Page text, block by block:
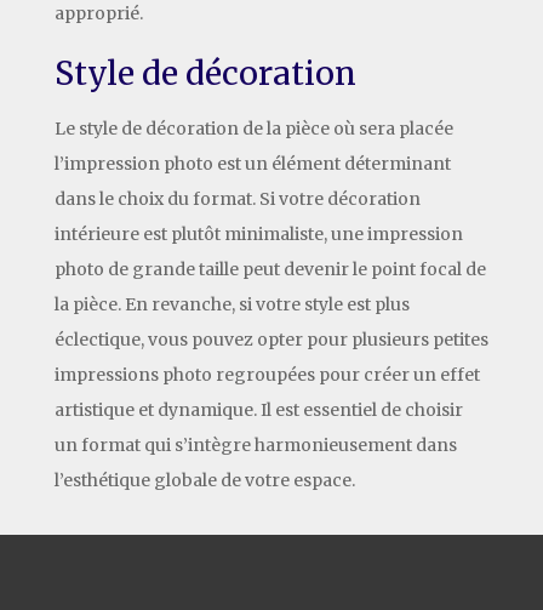
approprié.
Style de décoration
Le style de décoration de la pièce où sera placée
l’impression photo est un élément déterminant
dans le choix du format. Si votre décoration
intérieure est plutôt minimaliste, une impression
photo de grande taille peut devenir le point focal de
la pièce. En revanche, si votre style est plus
éclectique, vous pouvez opter pour plusieurs petites
impressions photo regroupées pour créer un effet
artistique et dynamique. Il est essentiel de choisir
un format qui s’intègre harmonieusement dans
l’esthétique globale de votre espace.